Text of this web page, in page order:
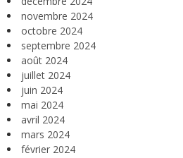
novembre 2024
octobre 2024
septembre 2024
août 2024
juillet 2024
juin 2024
mai 2024
avril 2024
mars 2024
février 2024